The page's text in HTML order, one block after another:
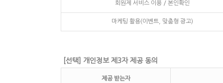
회원제 서비스 이용 / 본인확인
마케팅 활용(이벤트, 맞춤형 광고)
[선택] 개인정보 제3자 제공 동의
제공 받는자